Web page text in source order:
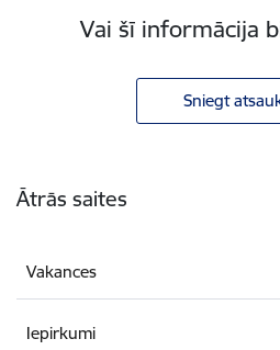
Vai šī informācija
Sniegt
Ātrās saites
Vakances
Iepirkumi